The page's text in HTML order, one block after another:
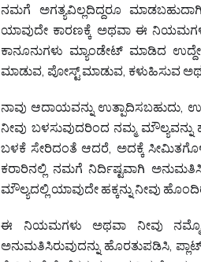
ನಮಗೆ ಅಗತ್ಯವಿಲ್ಲದಿದ್ದರೂ
ಯಾವುದೇ ಕಾರಣಕ್ಕೆ ಅಥವಾ ಈ
ಕಾನೂನುಗಳು ಮ್ಯಾಂಡೇಟ್ ಮಾಡಿದ
ಮಾಡುವ, ಪೋಸ್ಟ್ ಮಾಡುವ, ಕಳುಹಿಸುವ
ನಾವು ಆದಾಯವನ್ನು ಉತ್ಪಾದಿಸಬಹುದು,
ನೀವು ಬಳಸುವುದರಿಂದ ನಮ್ಮ ಮೌಲ್ಯವನ್ನು
ಬಳಕೆ ಸೇರಿದಂತೆ ಆದರೆ, ಅದಕ್ಕೆ
ಕರಾರಿನಲ್ಲಿ ನಮಗೆ ನಿರ್ದಿಷ್ಟವಾಗಿ
ಮೌಲ್ಯದಲ್ಲಿ ಯಾವುದೇ ಹಕ್ಕನ್ನು ನೀವು
ಈ ನಿಯಮಗಳು ಅಥವಾ ನೀವು
ಅನುಮತಿಸಿರುವುದನ್ನು ಹೊರತುಪಡಿಸಿ,